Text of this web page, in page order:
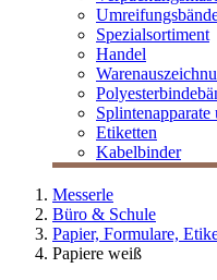
Spezialsortiment
Handel
Etiketten
Kabelbinder
Messerle
Büro & Schule
Papier, Formulare,
Papiere weiß